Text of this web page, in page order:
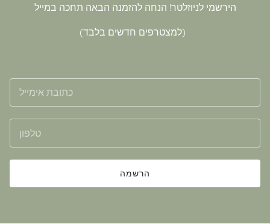
הירשמי לניוזלטר! הנחה להזמנה הבאה תחכה במייל
(למצטרפים חדשים בלבד)
הרשמה